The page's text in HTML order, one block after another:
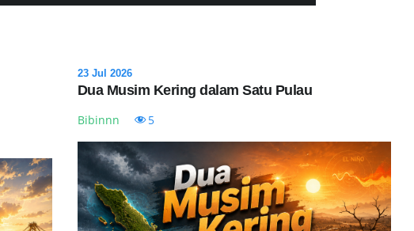
23 Jul 2026
Dua Musim Kering dalam Satu Pulau
Bibinnn 5